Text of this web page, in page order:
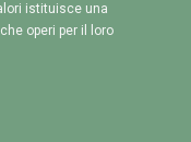
istituisce una
operi per il loro